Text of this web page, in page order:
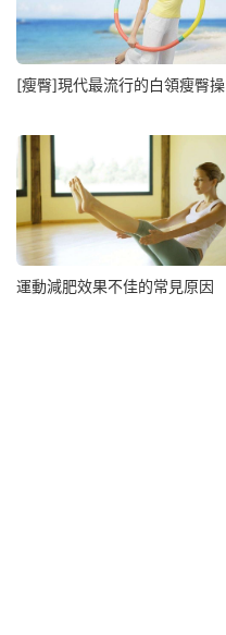
[瘦臀]現代最流行的白領瘦臀操
運動減肥效果不佳的常見原因